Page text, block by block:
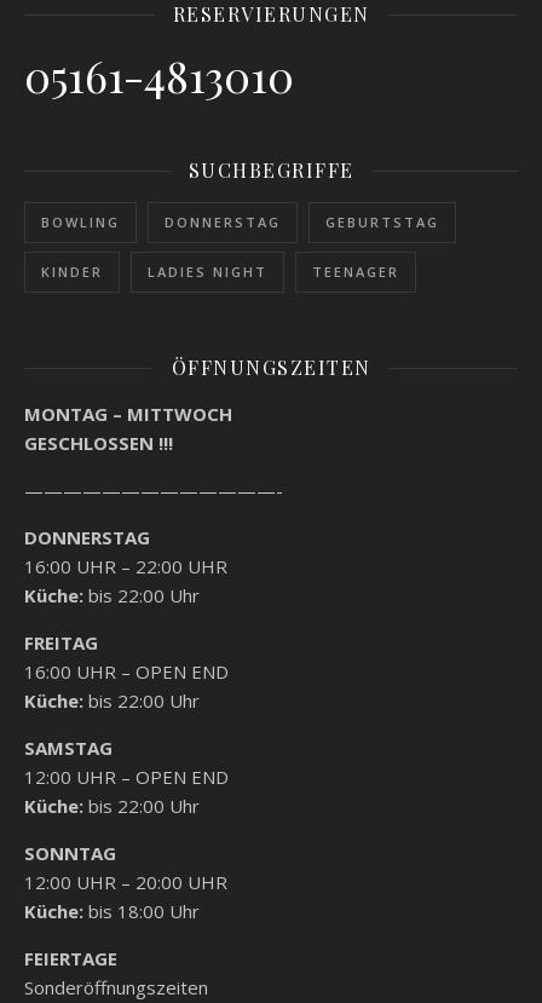
RESERVIERUNGEN
05161-4813010
SUCHBEGRIFFE
BOWLING DONNERSTAG GEBURTSTAG
KINDER LADIES NIGHT TEENAGER
ÖFFNUNGSZEITEN
MONTAG – MITTWOCH
GESCHLOSSEN !!!
—————————————-
DONNERSTAG
16:00 UHR – 22:00 UHR
Küche: bis 22:00 Uhr
FREITAG
16:00 UHR – OPEN END
Küche: bis 22:00 Uhr
SAMSTAG
12:00 UHR – OPEN END
Küche: bis 22:00 Uhr
SONNTAG
12:00 UHR – 20:00 UHR
Küche: bis 18:00 Uhr
FEIERTAGE
Sonderöffnungszeiten